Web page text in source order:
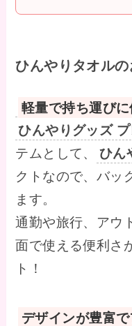
ひんやりタオル
軽量で持ち運びに
ひんやりグッズ
テムとして、
ひん
クトなので、バッ
ます。
通勤や旅行、アウ
面で使える便利さ
ト！
デザインが豊富